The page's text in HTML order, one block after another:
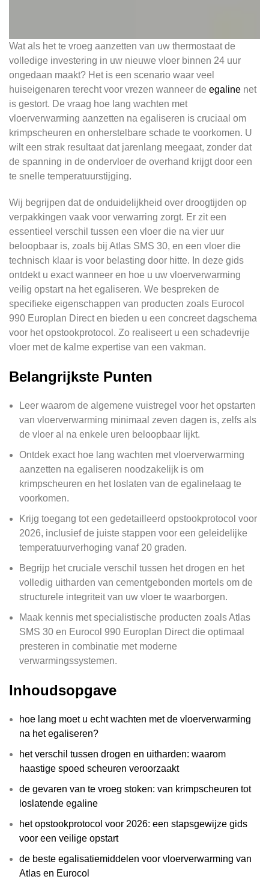
Wat als het te vroeg aanzetten van uw thermostaat de
volledige investering in uw nieuwe vloer binnen 24 uur
ongedaan maakt? Het is een scenario waar veel
huiseigenaren terecht voor vrezen wanneer de egaline net
is gestort. De vraag hoe lang wachten met
vloerverwarming aanzetten na egaliseren is cruciaal om
krimpscheuren en onherstelbare schade te voorkomen. U
wilt een strak resultaat dat jarenlang meegaat, zonder dat
de spanning in de ondervloer de overhand krijgt door een
te snelle temperatuurstijging.
Wij begrijpen dat de onduidelijkheid over droogtijden op
verpakkingen vaak voor verwarring zorgt. Er zit een
essentieel verschil tussen een vloer die na vier uur
beloopbaar is, zoals bij Atlas SMS 30, en een vloer die
technisch klaar is voor belasting door hitte. In deze gids
ontdekt u exact wanneer en hoe u uw vloerverwarming
veilig opstart na het egaliseren. We bespreken de
specifieke eigenschappen van producten zoals Eurocol
990 Europlan Direct en bieden u een concreet dagschema
voor het opstookprotocol. Zo realiseert u een schadevrije
vloer met de kalme expertise van een vakman.
Belangrijkste Punten
Leer waarom de algemene vuistregel voor het opstarten
van vloerverwarming minimaal zeven dagen is, zelfs als
de vloer al na enkele uren beloopbaar lijkt.
Ontdek exact hoe lang wachten met vloerverwarming
aanzetten na egaliseren noodzakelijk is om
krimpscheuren en het loslaten van de egalinelaag te
voorkomen.
Krijg toegang tot een gedetailleerd opstookprotocol voor
2026, inclusief de juiste stappen voor een geleidelijke
temperatuurverhoging vanaf 20 graden.
Begrijp het cruciale verschil tussen het drogen en het
volledig uitharden van cementgebonden mortels om de
structurele integriteit van uw vloer te waarborgen.
Maak kennis met specialistische producten zoals Atlas
SMS 30 en Eurocol 990 Europlan Direct die optimaal
presteren in combinatie met moderne
verwarmingssystemen.
Inhoudsopgave
hoe lang moet u echt wachten met de vloerverwarming
na het egaliseren?
het verschil tussen drogen en uitharden: waarom
haastige spoed scheuren veroorzaakt
de gevaren van te vroeg stoken: van krimpscheuren tot
loslatende egaline
het opstookprotocol voor 2026: een stapsgewijze gids
voor een veilige opstart
de beste egalisatiemiddelen voor vloerverwarming van
Atlas en Eurocol